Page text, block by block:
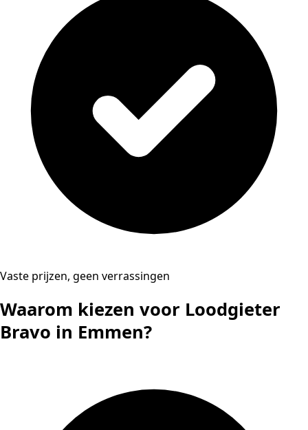
Vaste prijzen, geen verrassingen
Waarom kiezen voor Loodgieter
Bravo in Emmen?